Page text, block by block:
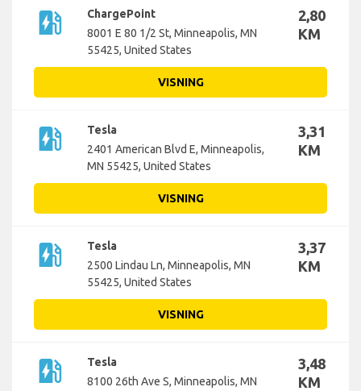
ev_station
ChargePoint
8001 E 80 1/2 St, Minneapolis, MN
55425, United States
2,80
KM
VISNING
ev_station
Tesla
2401 American Blvd E, Minneapolis,
MN 55425, United States
3,31
KM
VISNING
ev_station
Tesla
2500 Lindau Ln, Minneapolis, MN
55425, United States
3,37
KM
VISNING
ev_station
Tesla
8100 26th Ave S, Minneapolis, MN
3,48
KM